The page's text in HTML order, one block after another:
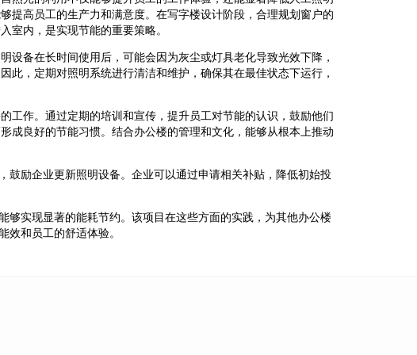
提高员工的生产力和满意度。在写字楼设计阶段，合理规划窗户的
室内，是实现节能的重要策略。
设备在长时间使用后，可能会因为灰尘或灯具老化导致光效下降，
此，定期对照明系统进行清洁和维护，确保其在最佳状态下运行，
工作。通过定期的培训和宣传，提升员工对节能的认识，鼓励他们
成良好的节能习惯。结合办公楼的管理和文化，能够从根本上推动
励企业更新照明设备。企业可以通过申请相关补贴，降低初始投
实现显著的能耗节约。该项目在这些方面的实践，为其他办公楼
和员工的舒适体验。